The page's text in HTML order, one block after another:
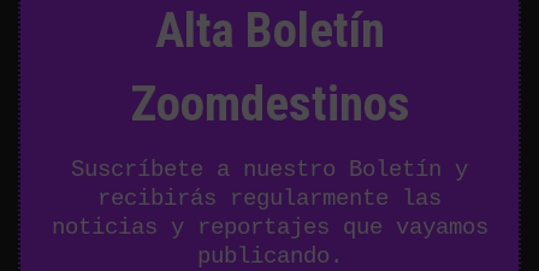
Alta Boletín
Zoomdestinos
Suscríbete a nuestro Boletín y
recibirás regularmente las
noticias y reportajes que vayamos
publicando.